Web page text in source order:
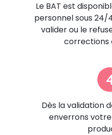
Le BAT est
personnel sous 24/
valider ou le
corrections
Dès la validation
enverrons